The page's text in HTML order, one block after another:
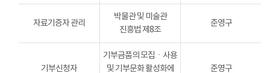
자료기증자 관리
박물관 및 미술관
진흥법 제8조
준영구
기부신청자
기부금품의 모집ㆍ사용
및 기부문화 활성화에
준영구